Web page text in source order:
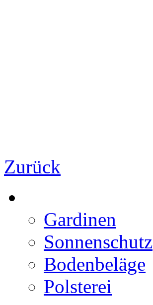
Zurück
Gardinen
Sonnenschutz
Bodenbeläge
Polsterei